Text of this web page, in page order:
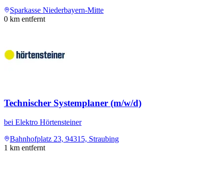
Sparkasse Niederbayern-Mitte
0 km entfernt
Technischer Systemplaner (m/w/d)
bei Elektro Hörtensteiner
Bahnhofplatz 23, 94315, Straubing
1 km entfernt